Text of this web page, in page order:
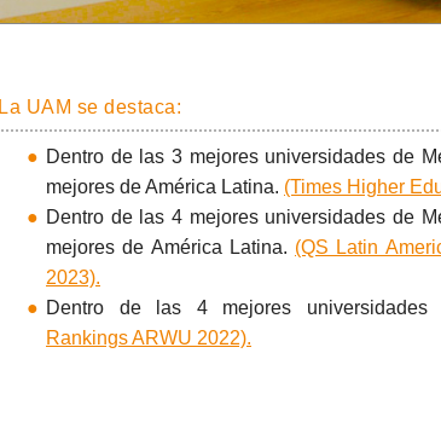
La UAM se destaca:
Dentro de las 3 mejores universidades de
mejores de América Latina. (Times Higher
Dentro de las 4 mejores universidades de
mejores de América Latina. (QS Latin
2023).
Dentro de las 4 mejores universidades
Rankings ARWU 2022).